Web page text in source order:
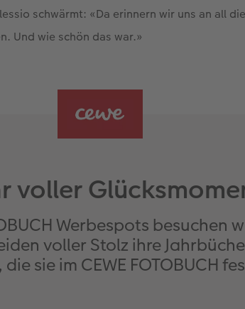
schwärmt: «Da erinnern wir uns an all
Und wie schön das war.»
voller
Werbespots besuchen
voller Stolz ihre
sie im CEWE FOTOBUCH